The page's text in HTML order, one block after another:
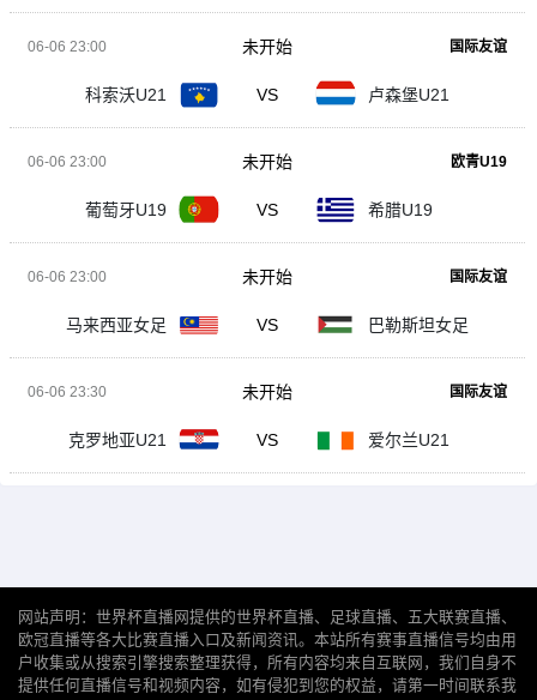
06-06 23:00 国际友谊
科索沃U21 VS 卢森堡U21
未开始
06-06 23:00 欧青U19
葡萄牙U19 VS 希腊U19
未开始
06-06 23:00 国际友谊
马来西亚女足 VS 巴勒斯坦女足
未开始
06-06 23:30 国际友谊
克罗地亚U21 VS 爱尔兰U21
未开始
网站声明：世界杯直播网提供的世界杯直播、足球直播、五大联赛直播、
欧冠直播等各大比赛直播入口及新闻资讯。本站所有赛事直播信号均由用
户收集或从搜索引擎搜索整理获得，所有内容均来自互联网，我们自身不
提供任何直播信号和视频内容，如有侵犯到您的权益，请第一时间联系我